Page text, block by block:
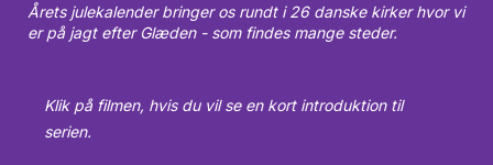
Årets julekalender bringer os rundt i 26 danske kirker hvor vi
er på jagt efter Glæden - som findes mange steder.
Klik på filmen, hvis du vil se en kort introduktion til
serien.